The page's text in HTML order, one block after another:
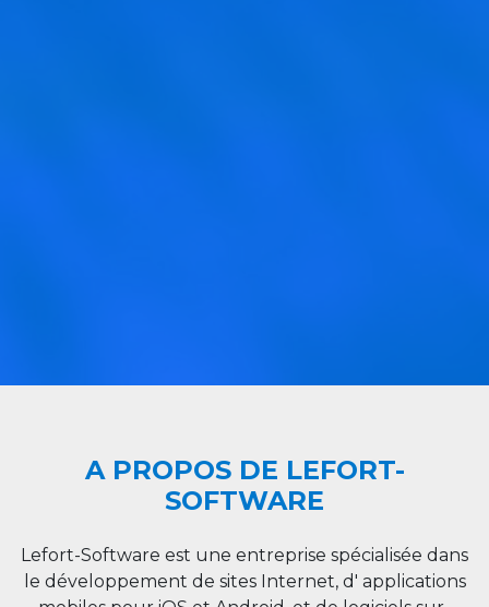
A PROPOS DE LEFORT-
SOFTWARE
Lefort-Software est une entreprise spécialisée dans
le développement de sites Internet, d' applications